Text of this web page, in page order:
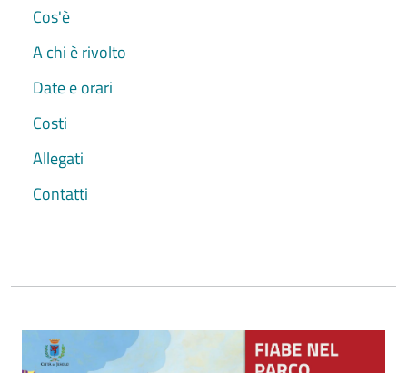
Cos'è
A chi è rivolto
Date e orari
Costi
Allegati
Contatti